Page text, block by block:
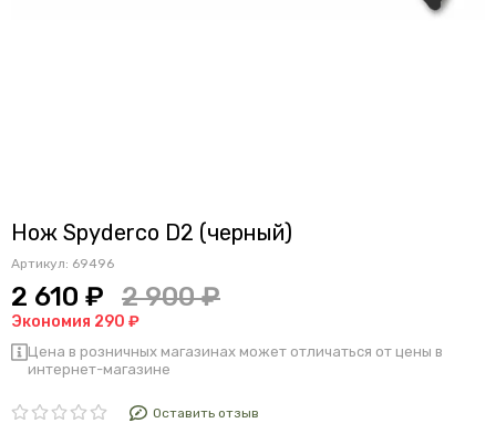
Нож Spyderco D2 (черный)
Артикул: 69496
2 610 ₽ 2 900 ₽
Экономия 290 ₽
Цена в розничных магазинах может отличаться от цены в
интернет-магазине
Оставить отзыв